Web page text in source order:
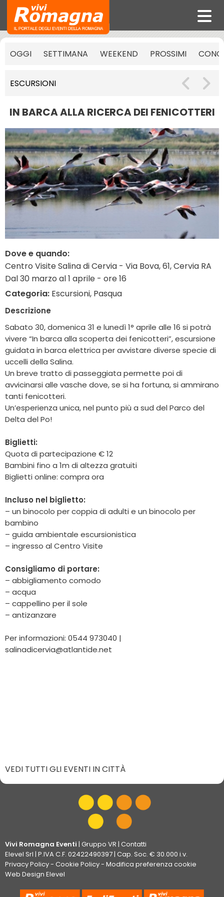
OGGI SETTIMANA WEEKEND PROSSIMI
ESCURSIONI
IN BARCA ALLA RICERCA DEI FENICOTTERI
Dove e quando:
Centro Visite Salina di Cervia - Via Bova, 61, Cervia RA
Dal 30 marzo al 1 aprile - ore 16
Categoria: Escursioni, Pasqua
Descrizione
Sabato 30, domenica 31 e lunedì 1° aprile alle 16 si potrà
vivere “In barca alla scoperta dei fenicotteri”, escursione
guidata in barca elettrica per avvistare diverse specie di
uccelli della Salina.
Un breve tratto di passeggiata permette poi di
avvicinarsi alle vasche dove, se si ha fortuna, si ammirano
tanti fenicotteri.
Un’esperienza unica, nel punto più a sud del Parco del
Delta del Po!
Biglietti:
Quota di partecipazione € 12
Bambini fino a 1m di altezza gratuiti
Biglietti online: compra ora
Incluso nel biglietto:
– un binocolo per coppia di adulti e un binocolo per
bambino
– guida ambientale escursionistica
– ingresso al Centro Visite
Consigliamo di portare:
– abbigliamento comodo
– acqua
– cappellino per il sole
– antizanzare
Per informazioni: 0544 973040 |
salinadicervia@atlantide.net
VEDI TUTTI GLI EVENTI IN CITTÀ
Vivi Romagna Eventi | Gruppo VR | Contatti
Elevel Srl | P.IVA C.F. 02422490397 | Cap. Soc. € 30.000 i.v.
Privacy Policy- Cookie Policy- Modifica preferenza cookie
Web Design Elevel